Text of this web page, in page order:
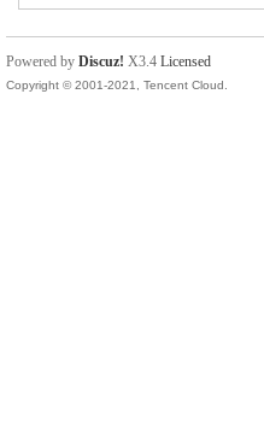
Powered by Discuz! X3.4 Licensed
Copyright © 2001-2021, Tencent Cloud.